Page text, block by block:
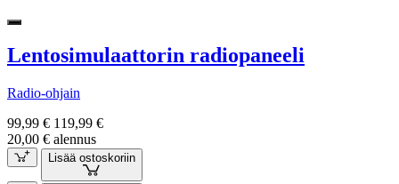
Lentosimulaattorin radiopaneeli
Radio-ohjain
99,99 € 119,99 €
20,00 € alennus
Lisää ostoskoriin